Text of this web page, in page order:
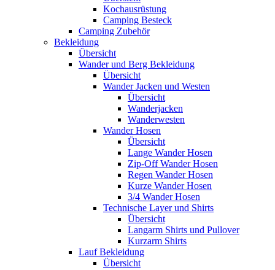
Kochausrüstung
Camping Besteck
Camping Zubehör
Bekleidung
Übersicht
Wander und Berg Bekleidung
Übersicht
Wander Jacken und Westen
Übersicht
Wanderjacken
Wanderwesten
Wander Hosen
Übersicht
Lange Wander Hosen
Zip-Off Wander Hosen
Regen Wander Hosen
Kurze Wander Hosen
3/4 Wander Hosen
Technische Layer und Shirts
Übersicht
Langarm Shirts und Pullover
Kurzarm Shirts
Lauf Bekleidung
Übersicht